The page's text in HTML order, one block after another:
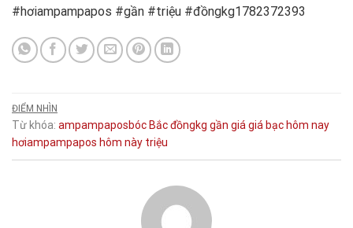
#hơiampampapos #gần #triệu #đồngkg1782372393
ĐIỂM NHÌN
Từ khóa: ampampaposbócBắcđồngkg gần giá giá bạc hôm nay
hơiampampapos hôm này triệu